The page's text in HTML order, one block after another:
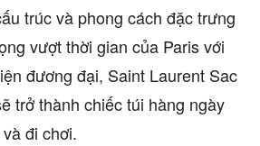
trúc và phong cách đặc trưng
vượt thời gian của Paris với
đương đại, Saint Laurent Sac
trở thành chiếc túi hàng ngày
đi chơi.